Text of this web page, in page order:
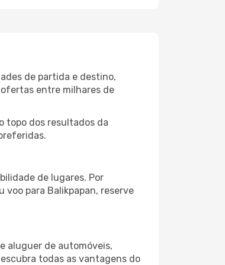
de partida e destino,
ofertas entre milhares de
topo dos resultados da
de lugares. Por
voo para Balikpapan, reserve
aluguer de automóveis,
todas as vantagens do